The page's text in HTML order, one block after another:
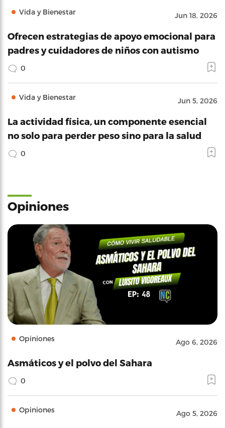
Vida y Bienestar Jun 18, 2026
Ofrecen estrategias de apoyo emocional para
padres y cuidadores de niños con autismo
0
Vida y Bienestar Jun 5, 2026
La actividad física, un componente esencial
no solo para perder peso sino para la salud
0
Opiniones
Opiniones Ago 6, 2026
Asmáticos y el polvo del Sahara
0
Opiniones Ago 5, 2026